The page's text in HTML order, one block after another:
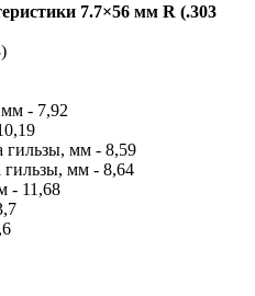
7.7×56 мм R (.303
- 7,92
гильзы, мм - 8,59
гильзы, мм - 8,64
- 11,68